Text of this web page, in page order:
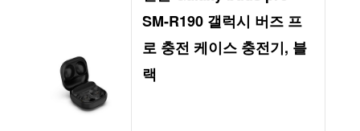
SM-R190 갤럭시 버즈 프
로 충전 케이스 충전기, 블
랙